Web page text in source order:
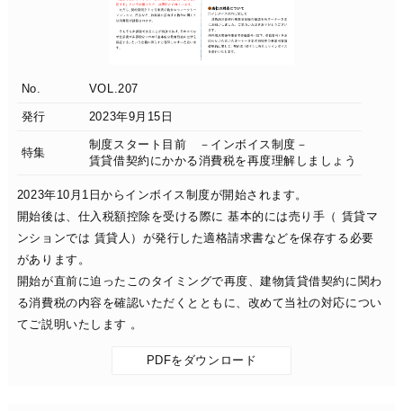
No. VOL.207
発行 2023年9月15日
特集
制度スタート目前 －インボイス制度－
賃貸借契約にかかる消費税を再度理解しましょう
2023年10月1日からインボイス制度が開始されます。
開始後は、仕入税額控除を受ける際に 基本的には売り手（ 賃貸マ
ンションでは 賃貸人）が発行した適格請求書などを保存する必要
があります。
開始が直前に迫ったこのタイミングで再度、建物賃貸借契約に関わ
る消費税の内容を確認いただくとともに、改めて当社の対応につい
てご説明いたします 。
PDFをダウンロード